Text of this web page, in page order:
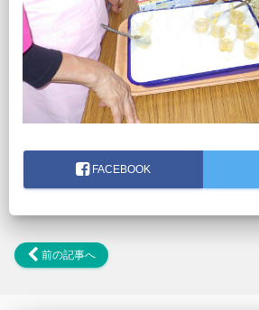
FACEBOOK
前の記事へ